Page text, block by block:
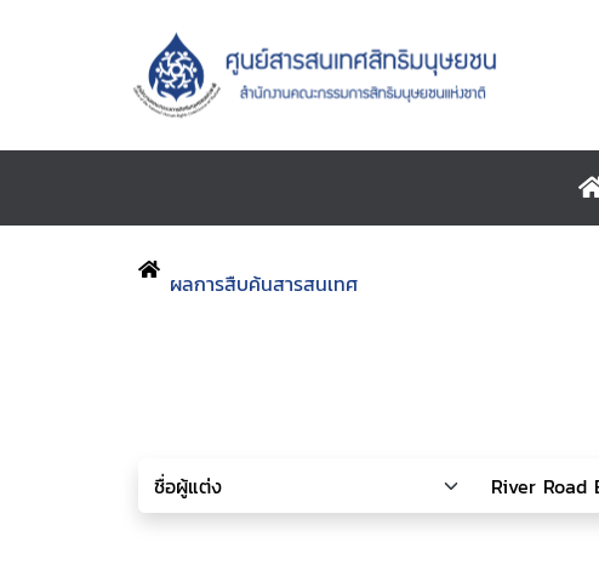
ผลการสืบค้นสารสนเทศ